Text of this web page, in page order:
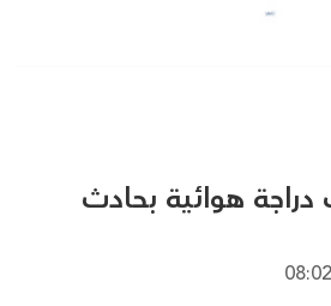
ارسل خبر
هوائية بحادث